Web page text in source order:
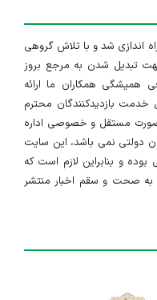
ایران استخدام در تاریخ ۱۳۹۱/۱/۱۰ راه اندازی شد و با تلاش گروهی
تبدیل شدن به مرجع بروز
همکاران ما ارائه
بازدیدکنندگان محترم
صورت مستقل و خصوصی اداره
دولتی نمی باشد، این سایت
و بنابراین لازم است که
به صحت و سقم اخبار منتشر